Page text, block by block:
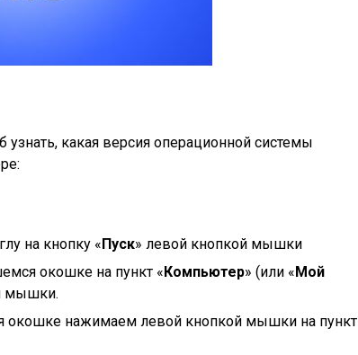
узнать, какая версия операционной системы
на кнопку «Пуск» левой кнопкой мышки
окошке на пункт «Компьютер» (или «Мой
мышки.
окошке нажимаем левой кнопкой мышки на пункт